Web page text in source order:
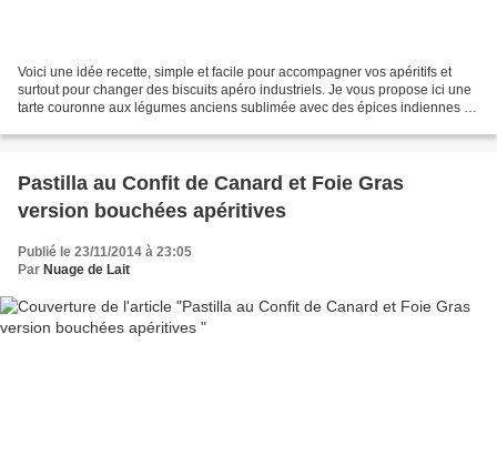
Voici une idée recette, simple et facile pour accompagner vos apéritifs et
surtout pour changer des biscuits apéro industriels. Je vous propose ici une
tarte couronne aux légumes anciens sublimée avec des épices indiennes :
Pastilla au Confit de Canard et Foie Gras
version bouchées apéritives
Publié le 23/11/2014 à 23:05
Par Nuage de Lait